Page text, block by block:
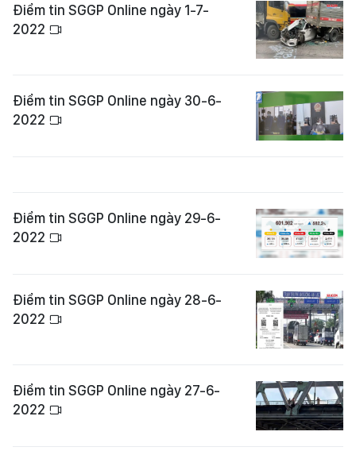
Điểm tin SGGP Online ngày 1-7-
2022
Điểm tin SGGP Online ngày 30-6-
2022
Điểm tin SGGP Online ngày 29-6-
2022
Điểm tin SGGP Online ngày 28-6-
2022
Điểm tin SGGP Online ngày 27-6-
2022